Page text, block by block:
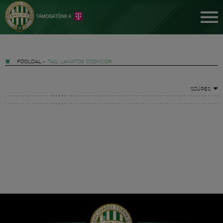
FŐOLDAL » TAG: LAKATOS CSONGOR
SZŰRÉS
Hírek